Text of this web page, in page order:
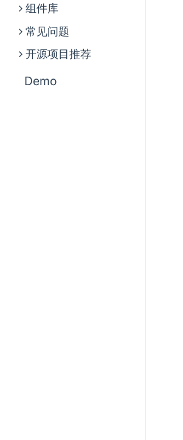
组件库
常见问题
开源项目推荐
Demo